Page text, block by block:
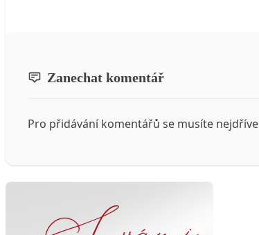
Zanechat komentář
Pro přidávání komentářů se musíte nejdříve